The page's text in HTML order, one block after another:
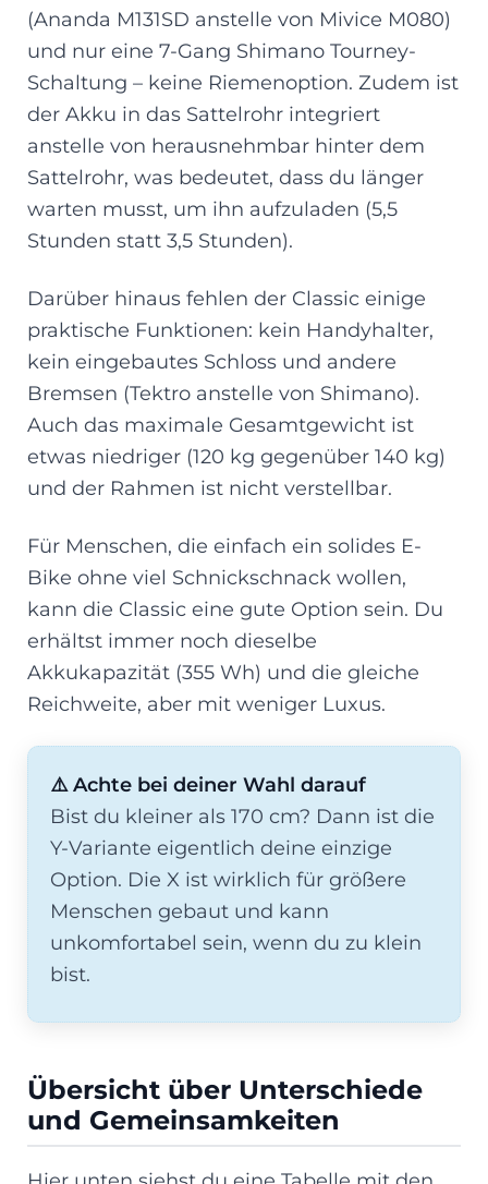
(Ananda M131SD anstelle von Mivice M080)
und nur eine 7-Gang Shimano Tourney-
Schaltung – keine Riemenoption. Zudem ist
der Akku in das Sattelrohr integriert
anstelle von herausnehmbar hinter dem
Sattelrohr, was bedeutet, dass du länger
warten musst, um ihn aufzuladen (5,5
Stunden statt 3,5 Stunden).
Darüber hinaus fehlen der Classic einige
praktische Funktionen: kein Handyhalter,
kein eingebautes Schloss und andere
Bremsen (Tektro anstelle von Shimano).
Auch das maximale Gesamtgewicht ist
etwas niedriger (120 kg gegenüber 140 kg)
und der Rahmen ist nicht verstellbar.
Für Menschen, die einfach ein solides E-
Bike ohne viel Schnickschnack wollen,
kann die Classic eine gute Option sein. Du
erhältst immer noch dieselbe
Akkukapazität (355 Wh) und die gleiche
Reichweite, aber mit weniger Luxus.
⚠️ Achte bei deiner Wahl darauf
Bist du kleiner als 170 cm? Dann ist die
Y-Variante eigentlich deine einzige
Option. Die X ist wirklich für größere
Menschen gebaut und kann
unkomfortabel sein, wenn du zu klein
bist.
Übersicht über Unterschiede
und Gemeinsamkeiten